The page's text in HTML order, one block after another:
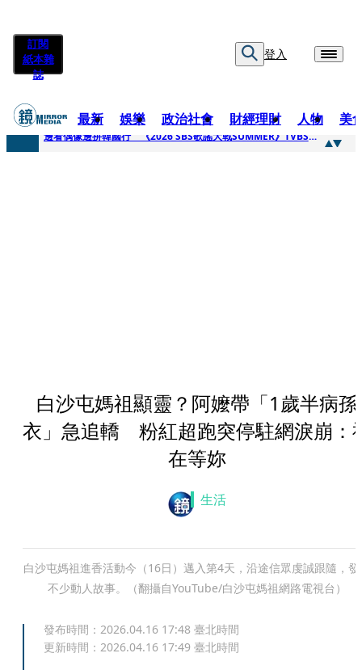
訂閱
紙本雜
誌
登入
最新 娛樂 政治社會 財經理財 人物 美
快訊
邊看偶像邊拚韓國行 《2026 SBS歌謠大戰SUMMER》TVBS直播祭追星福利
白沙屯媽祖顯靈？阿嬤帶「1歲半病孫
衣」急追轎 粉紅超跑突停駐網淚崩：
在等妳
生活
白沙屯媽祖進香活動今（16日）邁入第4天，沿途信眾虔誠跟隨，
不少動人故事。（翻攝自YouTube/白沙屯媽祖網路電視台）
發布時間： 2026.04.16 17:48 臺北時間
更新時間： 2026.04.16 17:49 臺北時間